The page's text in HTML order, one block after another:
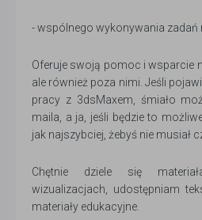
- wspólnego wykonywania zadań
Oferuje swoją pomoc i wsparcie
ale również poza nimi. Jeśli
pracy z 3dsMaxem, śmiało
maila, a ja, jeśli będzie to
jak najszybciej, żebyś nie musiał
Chętnie dziele się
wizualizacjach, udostępniam
materiały edukacyjne.